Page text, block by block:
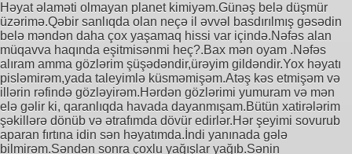
Həyat əlaməti olmayan planet kimiyəm.Günəş belə düşmür
üzərimə.Qəbir sanlıqda olan neçə il əvvəl basdırılmış gəsədin
belə məndən daha çox yaşamaq hissi var içində.Nəfəs alan
müqavva haqında eşitmisənmi heç?.Bax mən oyam .Nəfəs
alıram amma gözlərim şüşədəndir,ürəyim gildəndir.Yox həyatı
pisləmirəm,yada taleyimlə küsməmişəm.Atəş kəs etmişəm və
illərin rəfində gözləyirəm.Hərdən gözlərimi yumuram və mən
elə gəlir ki, qaranlıqda havada dayanmışam.Bütün xatirələrim
şəkillərə dönüb və ətrafımda dövür edirlər.Hər şeyimi sovurub
aparan fırtına idin sən həyatımda.İndi yanınada gələ
bilmirəm.Səndən sonra çoxlu yağışlar yağıb.Sənin